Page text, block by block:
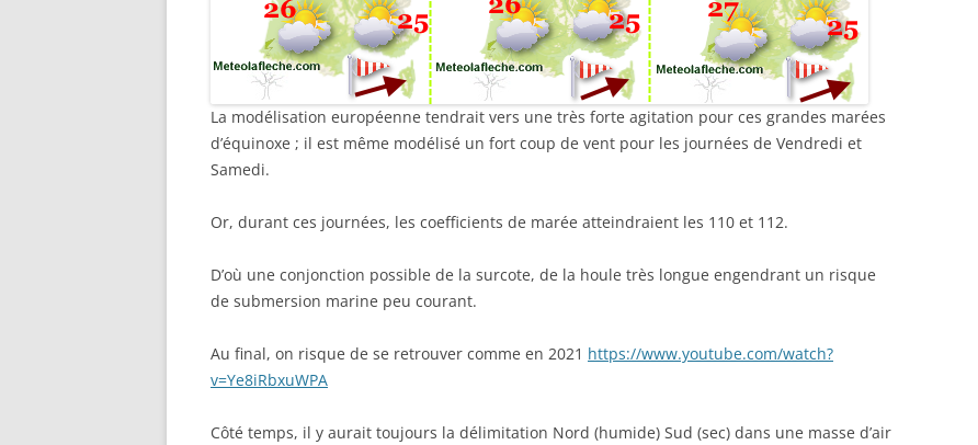
La modélisation européenne tendrait vers une très forte agitation pour ces grandes marées
d’équinoxe ; il est même modélisé un fort coup de vent pour les journées de Vendredi et
Samedi.
Or, durant ces journées, les coefficients de marée atteindraient les 110 et 112.
D’où une conjonction possible de la surcote, de la houle très longue engendrant un risque
de submersion marine peu courant.
Au final, on risque de se retrouver comme en 2021 https://www.youtube.com/watch?
v=Ye8iRbxuWPA
Côté temps, il y aurait toujours la délimitation Nord (humide) Sud (sec) dans une masse d’air